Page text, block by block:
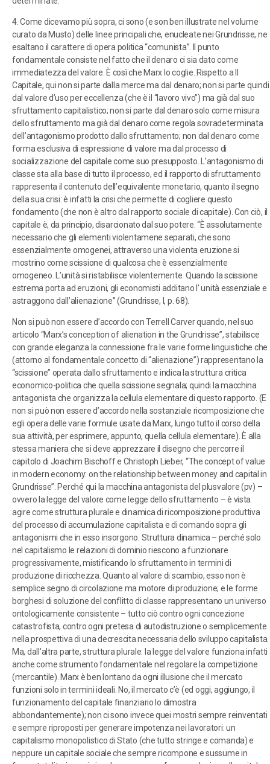
4. Come dicevamo più sopra, ci sono (e son ben illustrate nel volume
curato da Musto) delle linee principali che, enucleate nei Grundrisse, ne
esaltano il carattere di opera politica “comunista”. Il punto
fondamentale consiste nel fatto che il denaro ci sia dato come
immediatezza del valore. È così che Marx lo coglie. Rispetto a Il
Capitale, qui non si parte dalla merce ma dal denaro; non si parte quindi
dal valore d’uso per eccellenza (che è il “lavoro vivo”) ma già dal suo
sfruttamento capitalistico; non si parte dal denaro solo come misura
dello sfruttamento ma già dal denaro come regola sovradeterminata
dell’antagonismo prodotto dallo sfruttamento; non dal denaro come
forma esclusiva di espressione di valore ma dal processo di
socializzazione del capitale come suo presupposto. L’antagonismo di
classe sta alla base di tutto il processo, ed il rapporto di sfruttamento
rappresenta il contenuto dell’equivalente monetario, quanto il segno
della sua crisi: è infatti la crisi che permette di cogliere questo
fondamento (che non è altro dal rapporto sociale di capitale). Con ciò, il
capitale è, da principio, disarcionato dal suo potere. “È assolutamente
necessario che gli elementi violentamene separati, che sono
essenzialmente omogenei, attraverso una violenta eruzione si
mostrino come scissione di qualcosa che è essenzialmente
omogeneo. L’unità si ristabilisce violentemente. Quando la scissione
estrema porta ad eruzioni, gli economisti additano l’ unità essenziale e
astraggono dall’alienazione” (Grundrisse, I, p. 68).
Non si può non essere d’accordo con Terrell Carver quando, nel suo
articolo “Marx’s conception of alienation in the Grundrisse”, stabilisce
con grande eleganza la connessione fra le varie forme linguistiche che
(attorno al fondamentale concetto di “alienazione”) rappresentano la
“scissione” operata dallo sfruttamento e indica la struttura critica
economico-politica che quella scissione segnala; quindi la macchina
antagonista che organizza la cellula elementare di questo rapporto. (E
non si può non essere d’accordo nella sostanziale ricomposizione che
egli opera delle varie formule usate da Marx, lungo tutto il corso della
sua attività, per esprimere, appunto, quella cellula elementare). È alla
stessa maniera che si deve apprezzare il disegno che percorre il
capitolo di Joachim Bischoff e Christoph Lieber, “The concept of value
in modern economy: on the relationship between money and capital in
Grundrisse”. Perché qui la macchina antagonista del plusvalore (pv) –
ovvero la legge del valore come legge dello sfruttamento – è vista
agire come struttura plurale e dinamica di ricomposizione produttiva
del processo di accumulazione capitalista e di comando sopra gli
antagonismi che in esso insorgono. Struttura dinamica – perché solo
nel capitalismo le relazioni di dominio riescono a funzionare
progressivamente, mistificando lo sfruttamento in termini di
produzione di ricchezza. Quanto al valore di scambio, esso non è
semplice segno di circolazione ma motore di produzione; e le forme
borghesi di soluzione del conflitto di classe rappresentano un universo
ontologicamente consistente – tutto ciò contro ogni concezione
catastrofista, contro ogni pretesa di autodistruzione o semplicemente
nella prospettiva di una decrescita necessaria dello sviluppo capitalista.
Ma, dall’altra parte, struttura plurale: la legge del valore funziona infatti
anche come strumento fondamentale nel regolare la competizione
(mercantile). Marx è ben lontano da ogni illusione che il mercato
funzioni solo in termini ideali. No, il mercato c’è (ed oggi, aggiungo, il
funzionamento del capitale finanziario lo dimostra
abbondantemente); non ci sono invece quei mostri sempre reinventati
e sempre riproposti per generare impotenza nei lavoratori: un
capitalismo monopolistico di Stato (che tutto stringe e comanda) e
neppure un capitale sociale che sempre ricompone e sussume in